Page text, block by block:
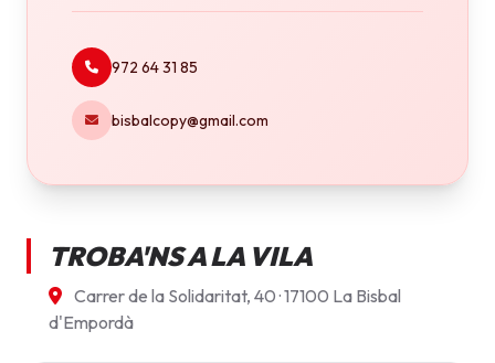
972 64 31 85
bisbalcopy@gmail.com
TROBA'NS A LA VILA
Carrer de la Solidaritat, 40 · 17100 La Bisbal
d'Empordà